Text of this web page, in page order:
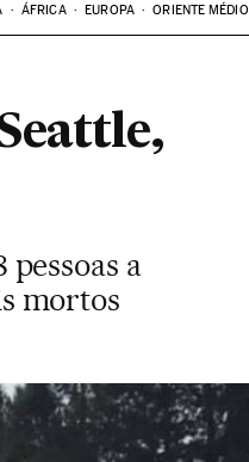
ÁFRICA EUROPA ORIENTE MÉDIO
a
mortos